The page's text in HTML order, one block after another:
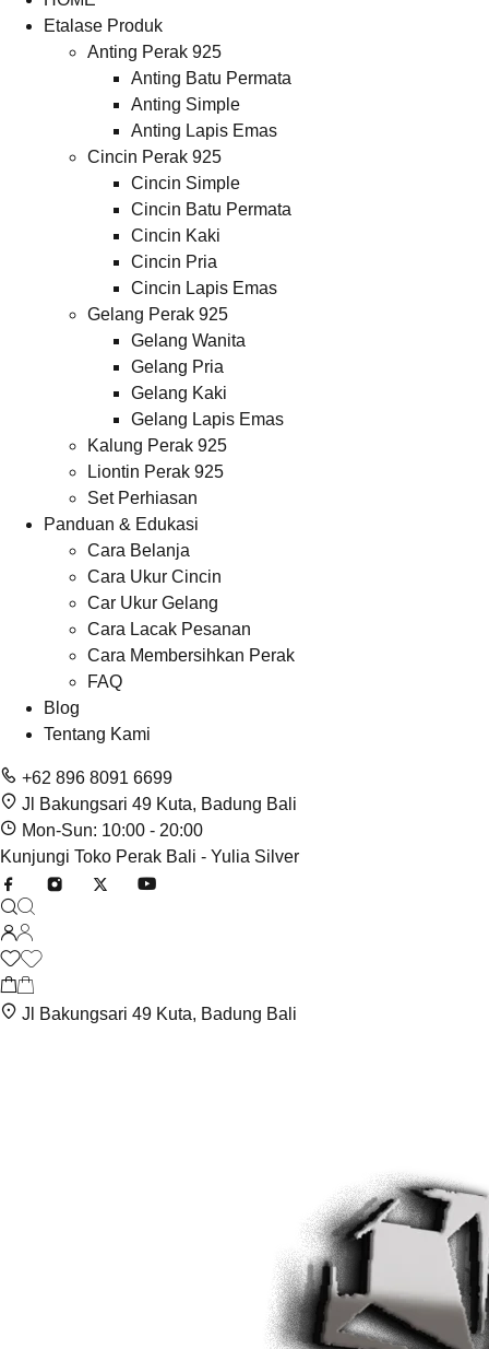
Etalase Produk
Anting Perak 925
Anting Batu Permata
Anting Simple
Anting Lapis Emas
Cincin Perak 925
Cincin Simple
Cincin Batu Permata
Cincin Kaki
Cincin Pria
Cincin Lapis Emas
Gelang Perak 925
Gelang Wanita
Gelang Pria
Gelang Kaki
Gelang Lapis Emas
Kalung Perak 925
Liontin Perak 925
Set Perhiasan
Panduan & Edukasi
Cara Belanja
Cara Ukur Cincin
Car Ukur Gelang
Cara Lacak Pesanan
Cara Membersihkan Perak
FAQ
Blog
Tentang Kami
+62 896 8091 6699
Jl Bakungsari 49 Kuta, Badung Bali
Mon-Sun: 10:00 - 20:00
Kunjungi Toko Perak Bali - Yulia Silver
Jl Bakungsari 49 Kuta, Badung Bali